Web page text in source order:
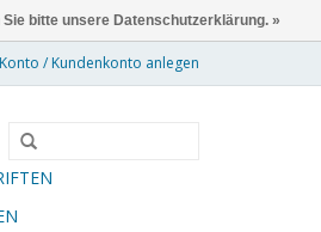
/ Kundenkonto anlegen
bitte unsere Datenschutzerklärung. »